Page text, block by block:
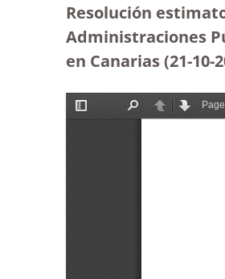
Resolución
Administraciones
en Canarias (21-10-